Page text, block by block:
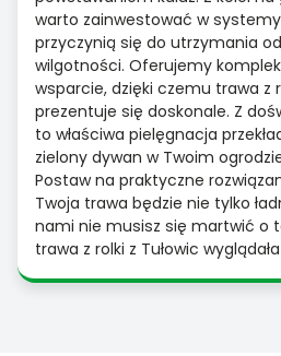
warto zainwestować w
przyczynią się do utrzymania
wilgotności. Oferujemy
wsparcie, dzięki czemu trawa z
prezentuje się doskonale. Z
to właściwa pielęgnacja
zielony dywan w Twoim
Postaw na praktyczne
Twoja trawa będzie nie tylko
nami nie musisz się martwić o
trawa z rolki z Tułowic